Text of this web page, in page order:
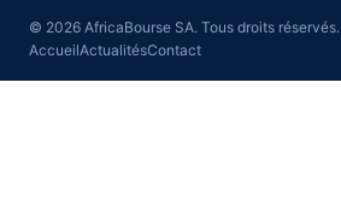
© 2026 AfricaBourse SA. Tous droits réservés.
AccueilActualitésContact